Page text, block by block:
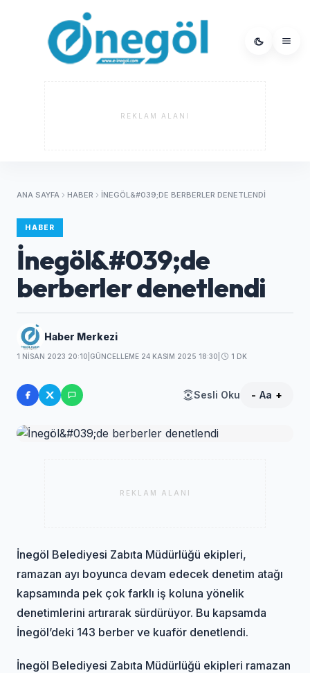
REKLAM ALANI
ANA SAYFA HABER İNEGÖL&#039;DE BERBERLER DENETLENDI
HABER
İnegöl&#039;de
berberler denetlendi
Haber Merkezi
1 NISAN 2023 20:10 GÜNCELLEME 24 KASIM 2025 18:30 1 DK
Sesli Oku - Aa +
REKLAM ALANI
İnegöl Belediyesi Zabıta Müdürlüğü ekipleri,
ramazan ayı boyunca devam edecek denetim atağı
kapsamında pek çok farklı iş koluna yönelik
denetimlerini artırarak sürdürüyor. Bu kapsamda
İnegöl’deki 143 berber ve kuaför denetlendi.
İnegöl Belediyesi Zabıta Müdürlüğü ekipleri ramazan